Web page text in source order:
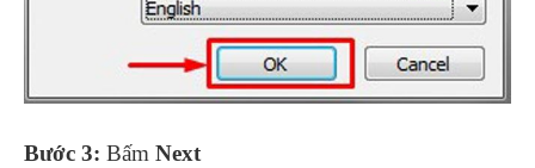
Bước 3: Bấm Next